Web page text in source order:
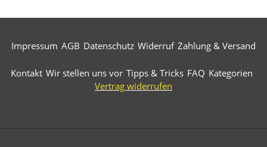
Impressum AGB Datenschutz Widerruf Zahlung & Versand
Kontakt Wir stellen uns vor Tipps & Tricks FAQ Kategorien
Vertrag widerrufen